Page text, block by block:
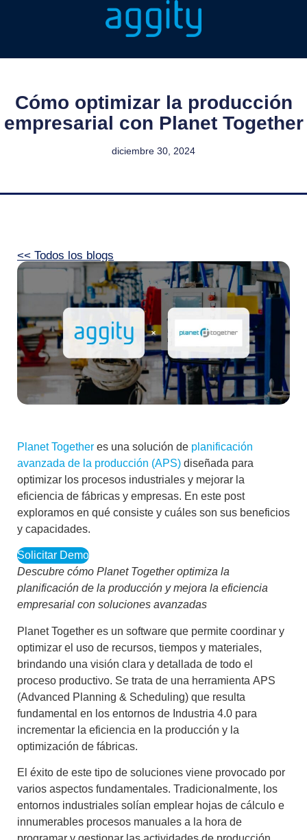
Cómo optimizar la producción
empresarial con Planet Together
diciembre 30, 2024
<< Todos los blogs
Planet Together es una solución de planificación
avanzada de la producción (APS) diseñada para
optimizar los procesos industriales y mejorar la
eficiencia de fábricas y empresas. En este post
exploramos en qué consiste y cuáles son sus beneficios
y capacidades.
Solicitar Demo
Descubre cómo Planet Together optimiza la
planificación de la producción y mejora la eficiencia
empresarial con soluciones avanzadas
Planet Together es un software que permite coordinar y
optimizar el uso de recursos, tiempos y materiales,
brindando una visión clara y detallada de todo el
proceso productivo. Se trata de una herramienta APS
(Advanced Planning & Scheduling) que resulta
fundamental en los entornos de Industria 4.0 para
incrementar la eficiencia en la producción y la
optimización de fábricas.
El éxito de este tipo de soluciones viene provocado por
varios aspectos fundamentales. Tradicionalmente, los
entornos industriales solían emplear hojas de cálculo e
innumerables procesos manuales a la hora de